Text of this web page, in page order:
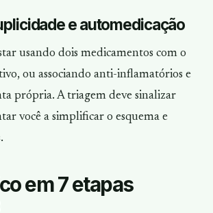
e automedicação
usando dois medicamentos com o
ou associando anti-inflamatórios e
própria. A triagem deve sinalizar
você a simplificar o esquema e
em 7 etapas